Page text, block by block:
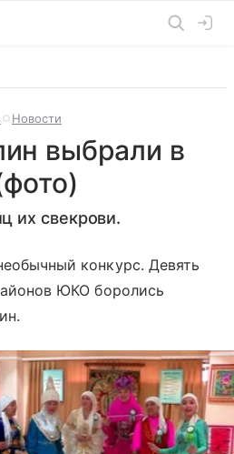
Новости
выбрали в
их свекрови.
конкурс. Девять
ЮКО боролись